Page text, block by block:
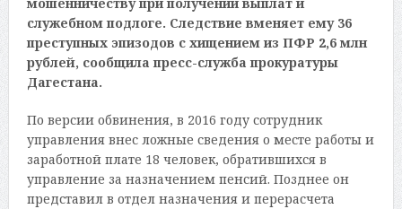
служебном подлоге. Следствие вменяет ему 36
преступных эпизодов с хищением из ПФР 2,6 млн
рублей, сообщила пресс-служба прокуратуры
Дагестана.
По версии обвинения, в 2016 году сотрудник
управления внес ложные сведения о месте работы и
заработной плате 18 человек, обратившихся в
управление за назначением пенсий. Позднее он
представил в отдел назначения и перерасчета